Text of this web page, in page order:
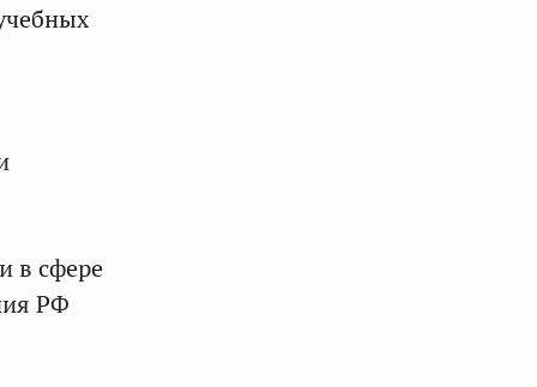
в сфере
РФ